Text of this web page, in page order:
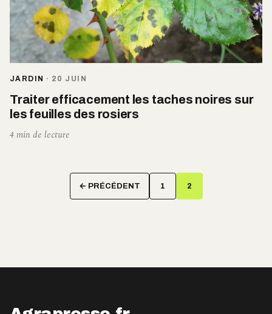
JARDIN · 20 JUIN
Traiter efficacement les taches noires sur
les feuilles des rosiers
4 min de lecture
Pagination
des
← PRÉCÉDENT 1 2